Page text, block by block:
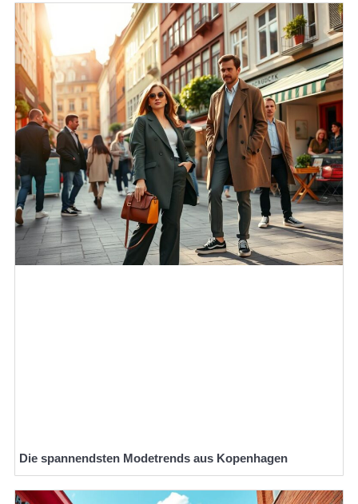
Die spannendsten Modetrends aus Kopenhagen